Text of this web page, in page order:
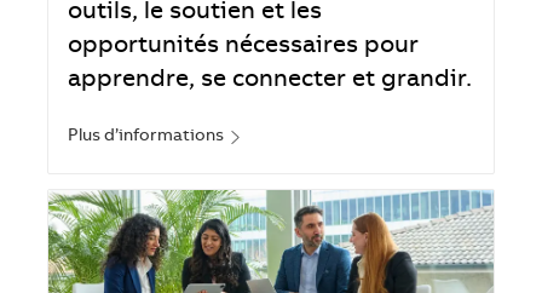
outils, le soutien et les
opportunités nécessaires pour
apprendre, se connecter et grandir.
Plus d’informations